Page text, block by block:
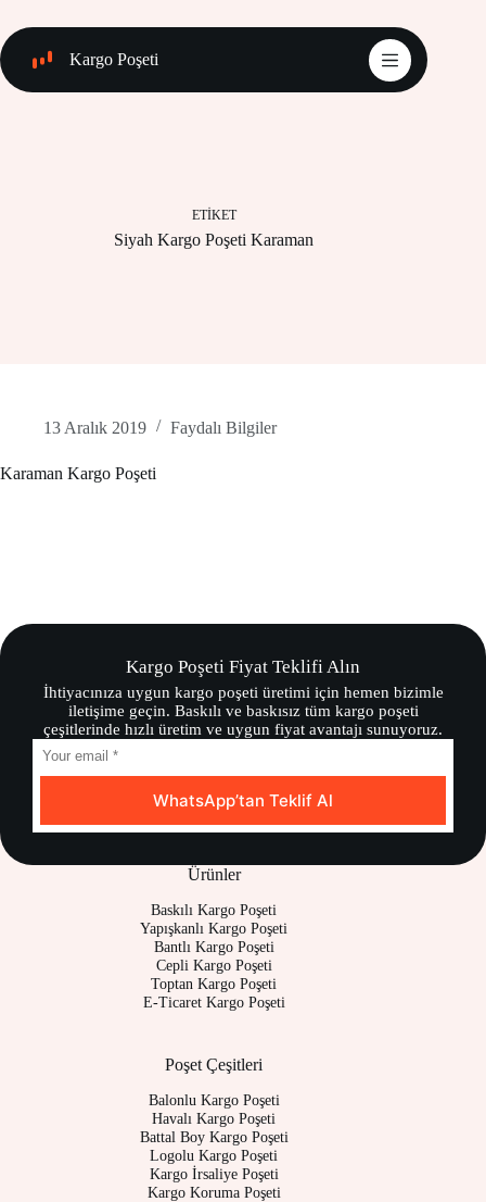
content
Kargo Poşeti
ETIKET
Siyah Kargo Poşeti Karaman
13 Aralık 2019 Faydalı Bilgiler
Karaman Kargo Poşeti
Kargo Poşeti Fiyat Teklifi Alın
İhtiyacınıza uygun kargo poşeti üretimi için hemen bizimle
iletişime geçin. Baskılı ve baskısız tüm kargo poşeti
çeşitlerinde hızlı üretim ve uygun fiyat avantajı sunuyoruz.
WhatsApp’tan Teklif Al
Ürünler
Baskılı Kargo Poşeti
Yapışkanlı Kargo Poşeti
Bantlı Kargo Poşeti
Cepli Kargo Poşeti
Toptan Kargo Poşeti
E-Ticaret Kargo Poşeti
Poşet Çeşitleri
Balonlu Kargo Poşeti
Havalı Kargo Poşeti
Battal Boy Kargo Poşeti
Logolu Kargo Poşeti
Kargo İrsaliye Poşeti
Kargo Koruma Poşeti